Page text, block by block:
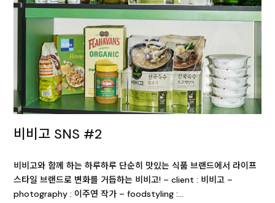
비비고 SNS #2
비비고와 함께 하는 하루하루 단순히 맛있는 식품 브랜드에서 라이프
스타일 브랜드로 변화를 거듭하는 비비고! – client : 비비고 –
photography : 이주연 작가 – foodstyling :…